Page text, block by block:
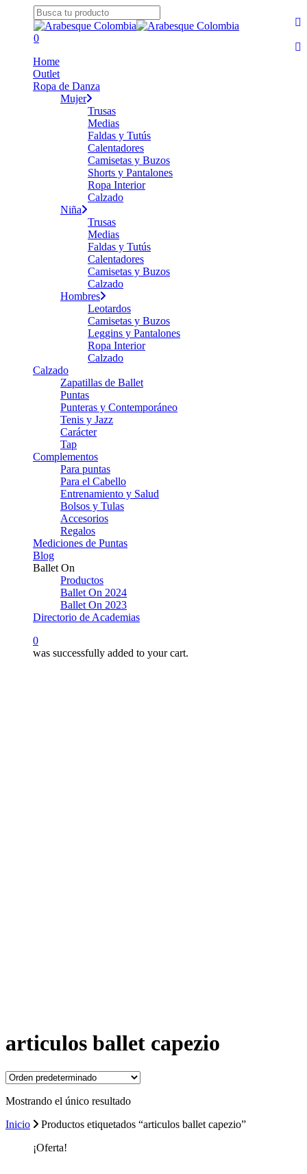
Close
Search
search
0
Home
Outlet
Ropa de Danza
Mujer
Trusas
Medias
Faldas y Tutús
Calentadores
Camisetas y Buzos
Shorts y Pantalones
Ropa Interior
Calzado
Niña
Trusas
Medias
Faldas y Tutús
Calentadores
Camisetas y Buzos
Calzado
Hombres
Leotardos
Camisetas y Buzos
Leggins y Pantalones
Ropa Interior
Calzado
Calzado
Zapatillas de Ballet
Puntas
Punteras y Contemporáneo
Tenis y Jazz
Carácter
Tap
Complementos
Para puntas
Para el Cabello
Entrenamiento y Salud
Bolsos y Tulas
Accesorios
Regalos
Mediciones de Puntas
Blog
Ballet On
Productos
Ballet On 2024
Ballet On 2023
Directorio de Academias
search
0
was successfully added to your cart.
articulos ballet capezio
Mostrando el único resultado
Inicio
Productos etiquetados “articulos ballet capezio”
¡Oferta!